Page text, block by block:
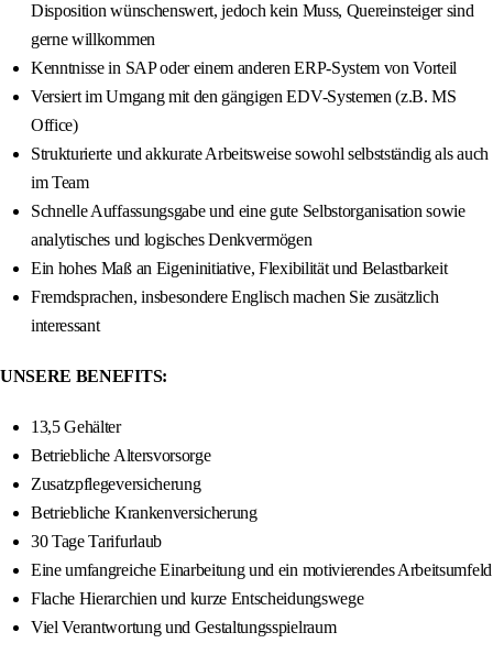
Disposition wünschenswert, jedoch kein Muss, Quereinsteiger sind
gerne willkommen
Kenntnisse in SAP oder einem anderen ERP-System von Vorteil
Versiert im Umgang mit den gängigen EDV-Systemen (z.B. MS
Office)
Strukturierte und akkurate Arbeitsweise sowohl selbstständig als auch
im Team
Schnelle Auffassungsgabe und eine gute Selbstorganisation sowie
analytisches und logisches Denkvermögen
Ein hohes Maß an Eigeninitiative, Flexibilität und Belastbarkeit
Fremdsprachen, insbesondere Englisch machen Sie zusätzlich
interessant
UNSERE BENEFITS:
13,5 Gehälter
Betriebliche Altersvorsorge
Zusatzpflegeversicherung
Betriebliche Krankenversicherung
30 Tage Tarifurlaub
Eine umfangreiche Einarbeitung und ein motivierendes Arbeitsumfeld
Flache Hierarchien und kurze Entscheidungswege
Viel Verantwortung und Gestaltungsspielraum